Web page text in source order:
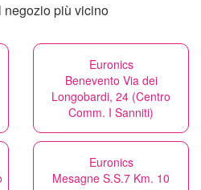
negozio più vicino
Euronics
Benevento Via dei
Longobardi, 24 (Centro
Comm. I Sanniti)
Euronics
Mesagne S.S.7 Km. 10